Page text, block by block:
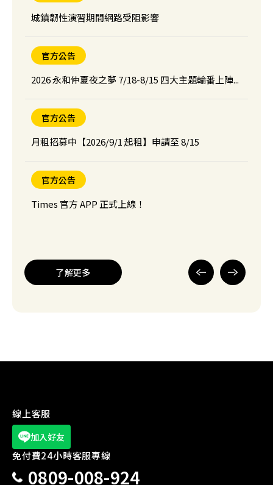
城鎮韌性演習期間網路受阻影響
官方公告
2026 永和仲夏夜之夢 7/18-8/15 四大主題輪番上陣...
官方公告
月租招募中【2026/9/1 起租】申請至 8/15
官方公告
Times 官方 APP 正式上線！
入住Times主題房送限量好禮活動
新場開幕
【桃園】Times 龍潭華南路一段停車場
了解更多
線上客服
加入好友
免付費24小時客服專線
0809-008-924